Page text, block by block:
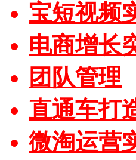
宝短视频
电商增长
团队管理
直通车打
微淘运营